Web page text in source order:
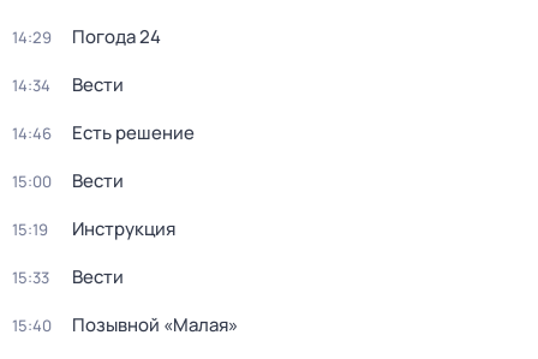
14:29 Погода 24
14:34 Вести
14:46 Есть решение
15:00 Вести
15:19 Инструкция
15:33 Вести
15:40 Позывной «Малая»